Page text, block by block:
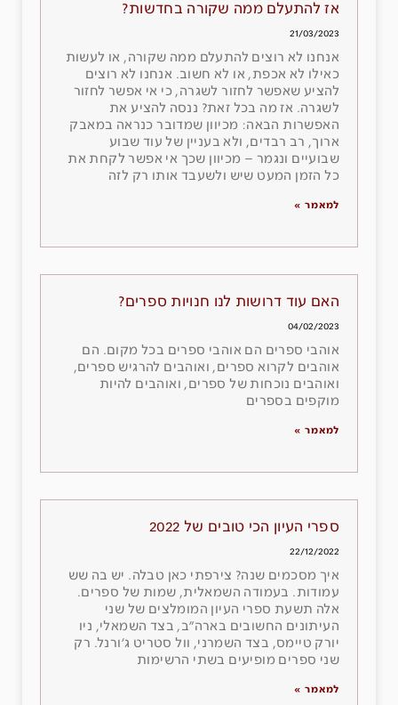
אז להתעלם ממה שקורה בחדשות?
21/03/2023
אנחנו לא רוצים להתעלם ממה שקורה, או לעשות
כאילו לא אכפת, או לא חשוב. אנחנו לא רוצים
להציע שאפשר לחזור לשגרה, כי אי אפשר לחזור
לשגרה. אז מה בכל זאת? ננסה להציע את
האפשרות הבאה: מכיוון שמדובר כנראה במאבק
ארוך, רב רבדים, ולא בעניין של עוד שבוע
שבועיים ונגמר – מכיוון שכך אי אפשר לקחת את
כל הזמן המעט שיש ולשעבד אותו רק לזה
למאמר »
האם עוד דרושות לנו חנויות ספרים?
04/02/2023
אוהבי ספרים הם אוהבי ספרים בכל מקום. הם
אוהבים לקרוא ספרים, ואוהבים להרגיש ספרים,
ואוהבים נוכחות של ספרים, ואוהבים להיות
מוקפים בספרים
למאמר »
ספרי העיון הכי טובים של 2022
22/12/2022
איך מסכמים שנה? צירפתי כאן טבלה. יש בה שש
עמודות. בעמודה השמאלית, שמות של ספרים.
אלה תשעת ספרי העיון המומלצים של שני
העיתונים החשובים בארה״ב, בצד השמאלי, ניו
יורק טיימס, בצד השמרני, וול סטריט ג׳ורנל. רק
שני ספרים מופיעים בשתי הרשימות
למאמר »